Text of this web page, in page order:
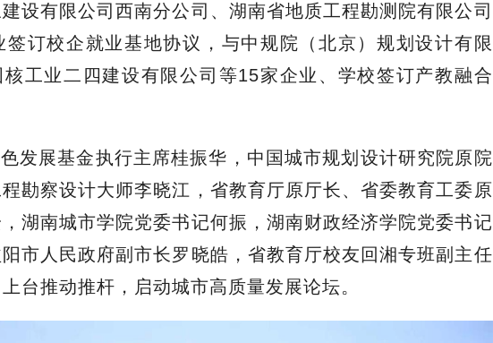
设有限公司西南分公司、湖南省地质工程勘测院有限公司
签订校企就业基地协议，与中规院（北京）规划设计有限
工业二四建设有限公司等15家企业、学校签订产教融合
发展基金执行主席桂振华，中国城市规划设计研究院原院
勘察设计大师李晓江，省教育厅原厅长、省委教育工委原
湖南城市学院党委书记何振，湖南财政经济学院党委书记
市人民政府副市长罗晓皓，省教育厅校友回湘专班副主任
台推动推杆，启动城市高质量发展论坛。